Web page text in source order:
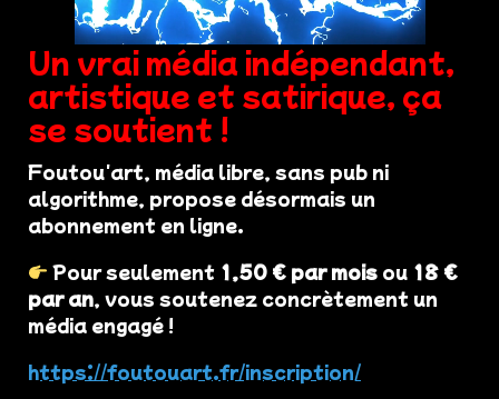
Un vrai média indépendant,
artistique et satirique, ça
se soutient !
Foutou'art, média libre, sans pub ni
algorithme, propose désormais un
abonnement en ligne.
Pour seulement 1,50 € par mois ou 18 €
par an, vous soutenez concrètement un
média engagé !
https://foutouart.fr/inscription/